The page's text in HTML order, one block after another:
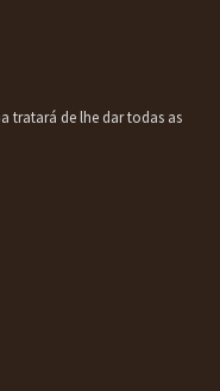
tratará de lhe dar todas as